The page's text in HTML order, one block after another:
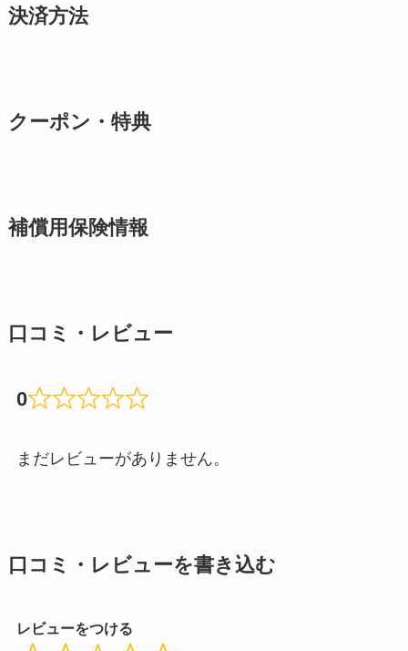
決済方法
クーポン・特典
補償用保険情報
口コミ・レビュー
0
まだレビューがありません。
口コミ・レビューを書き込む
レビューをつける